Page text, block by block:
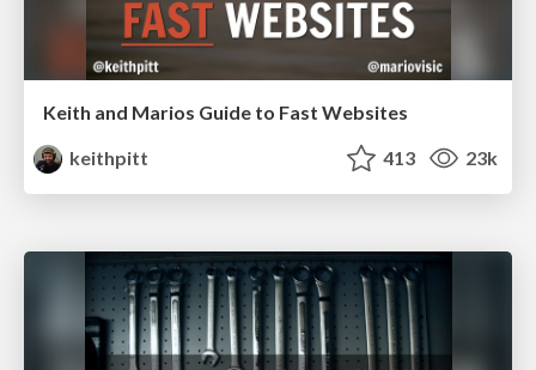
Keith and Marios Guide to Fast Websites
keithpitt
413 23k